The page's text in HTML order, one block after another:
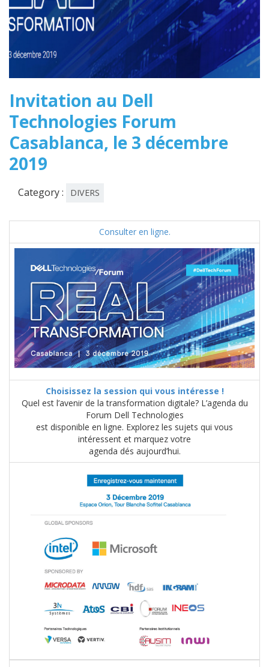
Invitation au Dell
Technologies Forum
Casablanca, le 3 décembre
2019
Category : DIVERS
Consulter en ligne.
Choisissez la session qui vous intéresse !
Quel est l’avenir de la transformation digitale? L’agenda du
Forum Dell Technologies
est disponible en ligne. Explorez les sujets qui vous
intéressent et marquez votre
agenda dés aujourd’hui.